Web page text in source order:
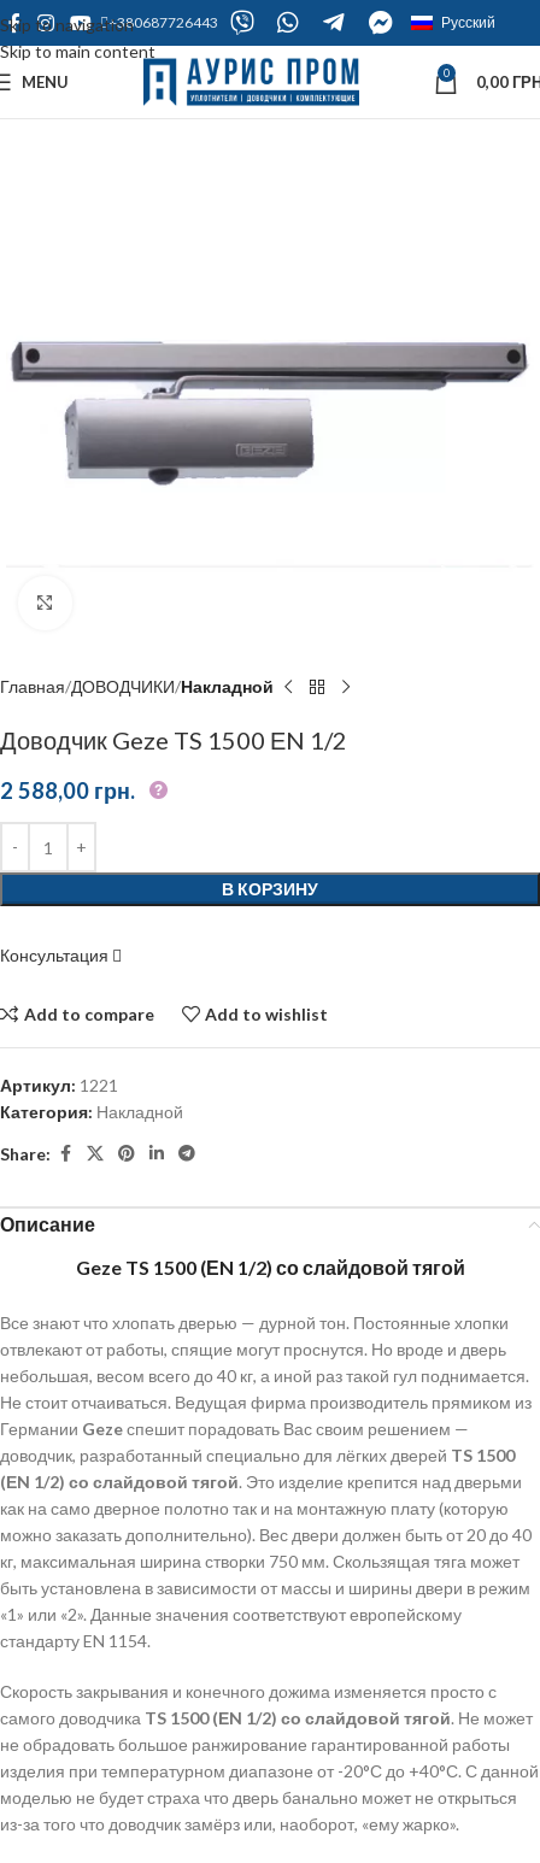
Skip to navigation
Skip to main content
+380687726443 Русский
MENU 0 0,00
Главная ДОВОДЧИКИ Накладной
Доводчик Geze TS 1500 ЕN 1/2
2 588,00 грн.
В КОРЗИНУ
Консультация
Add to compare Add to wishlist
Артикул: 1221
Категория: Накладной
Share:
Описание
Geze TS 1500 (ЕN 1/2) со слайдовой тягой
Все знают что хлопать дверью — дурной тон. Постоянные хлопки
отвлекают от работы, спящие могут проснутся. Но вроде и дверь
небольшая, весом всего до 40 кг, а иной раз такой гул поднимается.
Не стоит отчаиваться. Ведущая фирма производитель прямиком из
Германии Gezeспешит порадовать Вас своим решением —
доводчик, разработанный специально для лёгких дверей TS 1500
(ЕN 1/2) со слайдовой тягой. Это изделие крепится над дверьми
как на само дверное полотно так и на монтажную плату (которую
можно заказать дополнительно). Вес двери должен быть от 20 до 40
кг, максимальная ширина створки 750 мм. Скользящая тяга может
быть установлена в зависимости от массы и ширины двери в режим
«1» или «2». Данные значения соответствуют европейскому
стандарту EN 1154.
Скорость закрывания и конечного дожима изменяется просто с
самого доводчика TS 1500 (ЕN 1/2) со слайдовой тягой. Не может
не обрадовать большое ранжирование гарантированной работы
изделия при температурном диапазоне от -20°С до +40°С. С данной
моделью не будет страха что дверь банально может не открыться
из-за того что доводчик замёрз или, наоборот, «ему жарко».